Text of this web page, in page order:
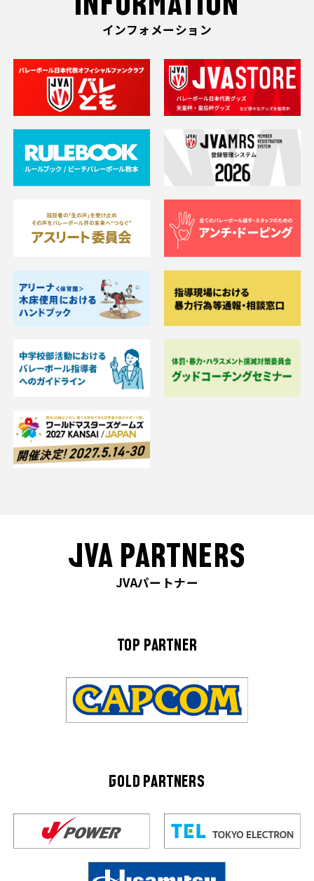
インフォメーション
JVA PARTNERS
JVAパートナー
TOP PARTNER
GOLD PARTNERS